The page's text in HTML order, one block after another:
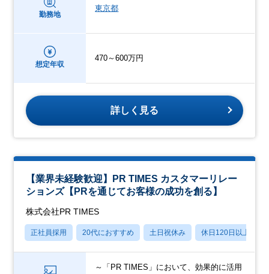
勤務地
東京都
想定年収
470～600万円
詳しく見る
【業界未経験歓迎】PR TIMES カスタマーリレー
ションズ【PRを通じてお客様の成功を創る】
株式会社PR TIMES
正社員採用 20代におすすめ 土日祝休み 休日120日以上
～「PR TIMES」において、効果的に活用